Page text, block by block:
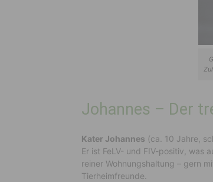
Johannes – Der
Kater Johannes (ca. 10 Jahre,
Er ist FeLV- und FIV-positiv, was
reiner Wohnungshaltung – gern
Tierheimfreunde.